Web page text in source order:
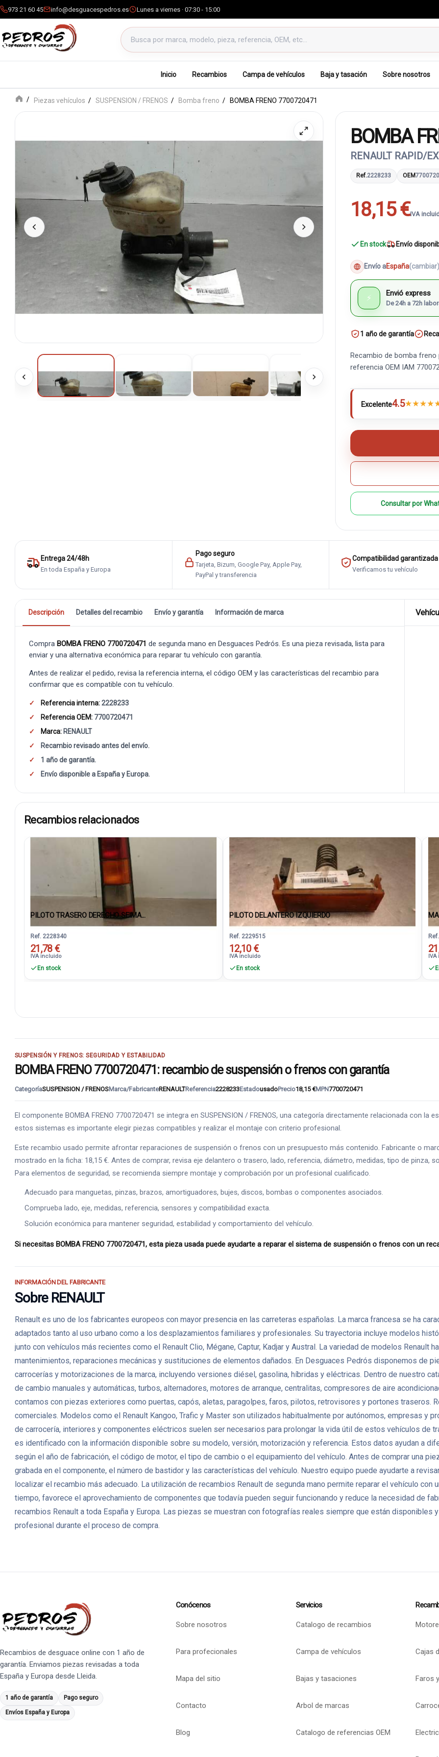
973 21 60 45 info@desguacespedros.es Lunes a viernes · 07:30 - 15:00
Buscar productos
Inicio Recambios Campa de vehículos Baja y tasación Sobre nosotros
Piezas vehículos SUSPENSION / FRENOS Bomba freno BOMBA FRENO 7700720471
BOMBA
RENAULT RAPID/
Ref.2228233 OEM
18,15 €IVA
En stock Envío
Envío aEspaña(cambiar)
⚡ Envió express
De 24h a 72h
1 año de garantía
Recambio de bomba
referencia OEM IAM
Excelente4.5★★★★
Consultar por
Entrega 24/48h
En toda España y Europa
Pago seguro
Tarjeta, Bizum, Google Pay, Apple Pay,
PayPal y transferencia
Compatibilidad garantizada
Verificamos tu vehículo
Descripción Detalles del recambio Envío y garantía Información de marca
Compra BOMBA FRENO 7700720471 de segunda mano en Desguaces Pedrós. Es una pieza revisada, lista para
enviar y una alternativa económica para reparar tu vehículo con garantía.
Antes de realizar el pedido, revisa la referencia interna, el código OEM y las características del recambio para
confirmar que es compatible con tu vehículo.
Referencia interna:2228233
Referencia OEM: 7700720471
Marca: RENAULT
Recambio revisado antes del envío.
1 año de garantía.
Envío disponible a España y Europa.
Recambios relacionados
PILOTO TRASERO DERECHO SEIMA...
Ref. 2228340
21,78 €
IVA incluido
En stock
PILOTO DELANTERO IZQUIERDO
Ref. 2229515
12,10 €
IVA incluido
En stock
SUSPENSIÓN Y FRENOS: SEGURIDAD Y ESTABILIDAD
BOMBA FRENO 7700720471: recambio de suspensión o frenos con garantía
CategoríaSUSPENSION / FRENOSMarca/FabricanteRENAULTReferencia2228233EstadousadoPrecio18,15 €MPN7700720471
El componente BOMBA FRENO 7700720471 se integra en SUSPENSION / FRENOS, una categoría directamente relacionada con la
estos sistemas es importante elegir piezas compatibles y realizar el montaje con criterio profesional.
Este recambio usado permite afrontar reparaciones de suspensión o frenos con un presupuesto más contenido. Fabricante o
mostrado en la ficha: 18,15 €. Antes de comprar, revisa eje delantero o trasero, lado, referencia, diámetro, medidas, tipo de pinza,
Para elementos de seguridad, se recomienda siempre montaje y comprobación por un profesional cualificado.
Adecuado para manguetas, pinzas, brazos, amortiguadores, bujes, discos, bombas o componentes asociados.
Comprueba lado, eje, medidas, referencia, sensores y compatibilidad exacta.
Solución económica para mantener seguridad, estabilidad y comportamiento del vehículo.
Si necesitas BOMBA FRENO 7700720471, esta pieza usada puede ayudarte a reparar el sistema de suspensión o frenos con un
INFORMACIÓN DEL FABRICANTE
Sobre RENAULT
Renault es uno de los fabricantes europeos con mayor presencia en las carreteras españolas. La marca francesa se ha
adaptados tanto al uso urbano como a los desplazamientos familiares y profesionales. Su trayectoria incluye modelos
junto con vehículos más recientes como el Renault Clio, Mégane, Captur, Kadjar y Austral. La variedad de modelos Renault
mantenimientos, reparaciones mecánicas y sustituciones de elementos dañados. En Desguaces Pedrós disponemos de
carrocerías y motorizaciones de la marca, incluyendo versiones diésel, gasolina, híbridas y eléctricas. Dentro de nuestro
de cambio manuales y automáticas, turbos, alternadores, motores de arranque, centralitas, compresores de aire
contamos con piezas exteriores como puertas, capós, aletas, paragolpes, faros, pilotos, retrovisores y portones traseros.
comerciales. Modelos como el Renault Kangoo, Trafic y Master son utilizados habitualmente por autónomos, empresas y
de carrocería, interiores y componentes eléctricos suelen ser necesarios para prolongar la vida útil de estos vehículos de
es identificado con la información disponible sobre su modelo, versión, motorización y referencia. Estos datos ayudan a
según el año de fabricación, el código de motor, el tipo de cambio o el equipamiento del vehículo. Antes de comprar una
grabada en el componente, el número de bastidor y las características del vehículo. Nuestro equipo puede ayudarte a
localizar el recambio más adecuado. La utilización de recambios Renault de segunda mano permite reparar el vehículo
tiempo, favorece el aprovechamiento de componentes que todavía pueden seguir funcionando y reduce la necesidad de
recambios Renault a toda España y Europa. Las piezas se muestran con fotografías reales siempre que están disponibles
profesional durante el proceso de compra.
Recambios de desguace online con 1 año de
garantía. Enviamos piezas revisadas a toda
España y Europa desde Lleida.
1 año de garantía Pago seguro
Envíos España y Europa
Conócenos
Sobre nosotros
Para profecionales
Mapa del sitio
Contacto
Blog
Servicios
Catalogo de recambios
Campa de vehículos
Bajas y tasaciones
Arbol de marcas
Catalogo de referencias OEM
Cajas
Faros